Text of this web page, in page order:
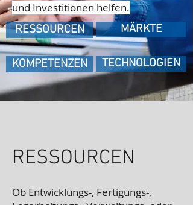
und Investitionen helfen.
RESSOURCEN
KOMPETENZEN
MÄRKTE
TECHNOLOGIEN
RESSOURCEN
Ob Entwicklungs-, Fertigungs-,